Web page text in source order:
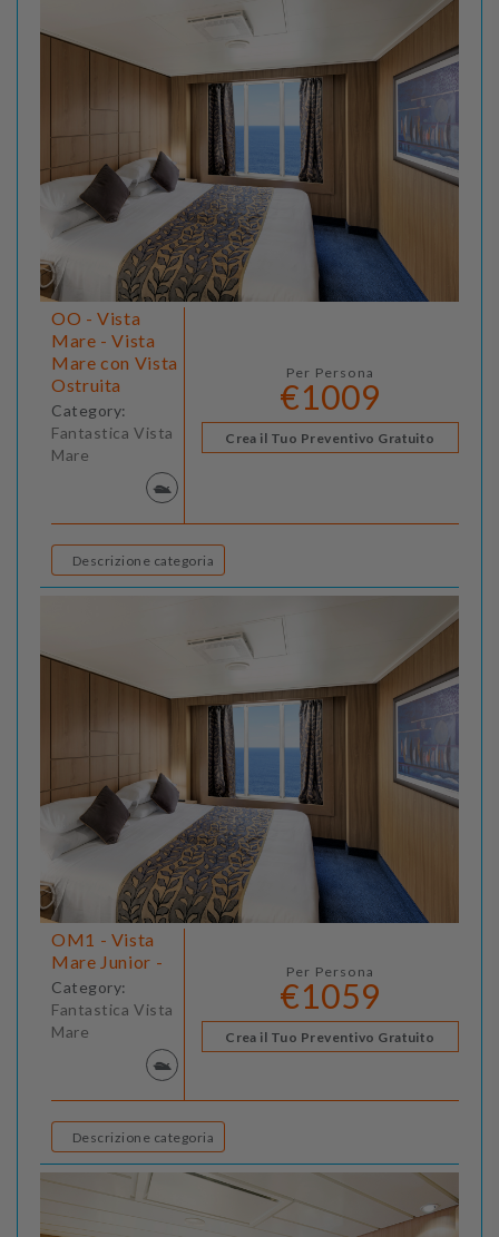
OO - Vista
Mare - Vista
Mare con Vista
Ostruita
Category:
Fantastica Vista
Mare
Per Persona
€1009
Crea il Tuo Preventivo Gratuito
Descrizione categoria
OM1 - Vista
Mare Junior -
Category:
Fantastica Vista
Mare
Per Persona
€1059
Crea il Tuo Preventivo Gratuito
Descrizione categoria